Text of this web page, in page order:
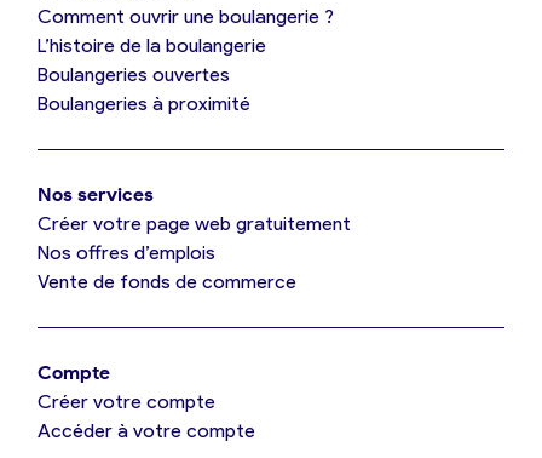
Mes tarifs
Je référence ma boulangerie (gratuit)
Offres d’emploi
Je suis fournisseur
Comment ouvrir une boulangerie ?
L’histoire de la boulangerie
Boulangeries ouvertes
Boulangeries à proximité
Nos services
Créer votre page web gratuitement
Nos offres d’emplois
Vente de fonds de commerce
Compte
Créer votre compte
Accéder à votre compte